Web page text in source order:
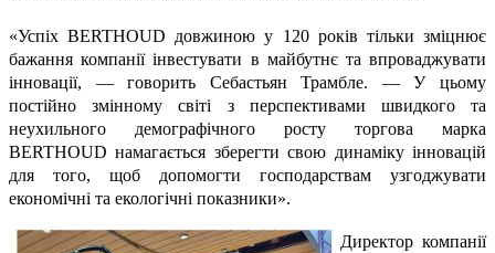
«Успіх BERTHOUD довжиною у 120 років тільки зміцнює
бажання компанії інвестувати в майбутнє та впроваджувати
інновації, — говорить Себастьян Трамбле. — У цьому
постійно змінному світі з перспективами швидкого та
неухильного демографічного росту торгова марка
BERTHOUD намагається зберегти свою динаміку інновацій
для того, щоб допомогти господарствам узгоджувати
економічні та екологічні показники».
Директор компанії